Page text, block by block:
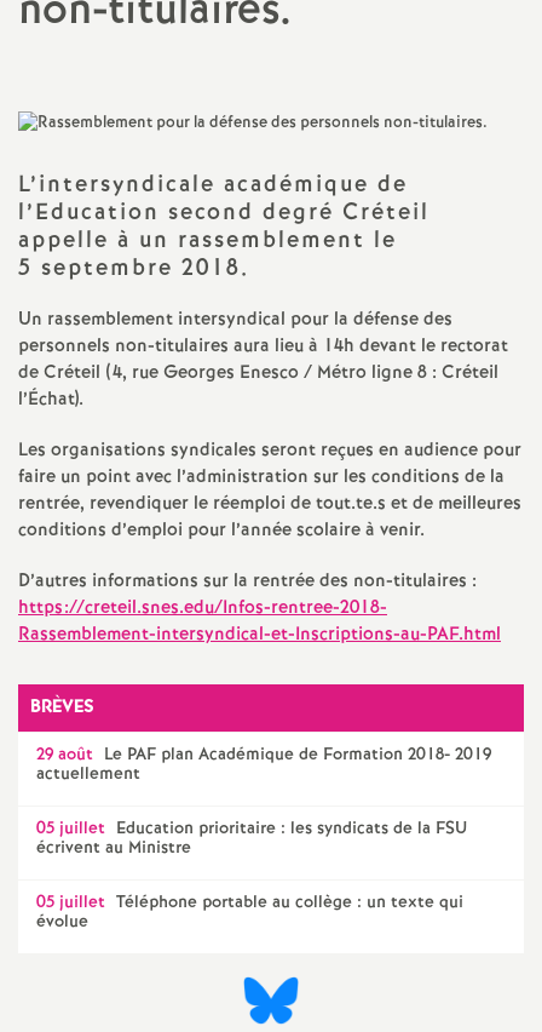
i
n
a
l
d
e
s
n
s
e
L’intersyndicale académique de
l’Education second degré Créteil
appelle à un rassemblement le
5 septembre 2018.
Un rassemblement intersyndical pour la défense des
personnels non-titulaires aura lieu à 14h devant le rectorat
de Créteil (4, rue Georges Enesco / Métro ligne 8 : Créteil
l’Échat).
Les organisations syndicales seront reçues en audience pour
faire un point avec l’administration sur les conditions de la
rentrée, revendiquer le réemploi de tout.te.s et de meilleures
conditions d’emploi pour l’année scolaire à venir.
D’autres informations sur la rentrée des non-titulaires :
https://creteil.snes.edu/Infos-rentree-2018-
Rassemblement-intersyndical-et-Inscriptions-au-PAF.html
BRÈVES
29 août Le PAF plan Académique de Formation 2018- 2019
actuellement
05 juillet Education prioritaire : les syndicats de la FSU
écrivent au Ministre
05 juillet Téléphone portable au collège : un texte qui
évolue